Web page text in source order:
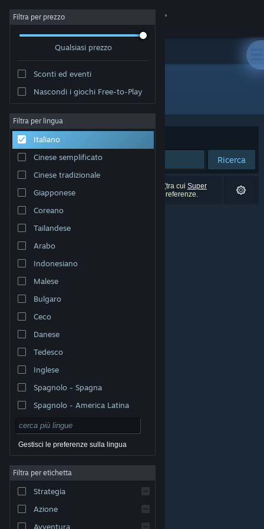
Accedi
Informazioni
Assistenza
Cambia la lingua
Ottieni l'app mobile di Steam
Visualizza il sito web per desktop
appartengono ai rispettivi proprietari negli Stati Uniti e
legali|
Steam| Rimborsi|
Filtra per prezzo
Qualsiasi prezzo
Sconti ed eventi
Nascondi i giochi Free-to-Play
Filtra per lingua
Italiano
Cinese semplificato
Cinese tradizionale
Giapponese
Coreano
Tailandese
Arabo
Indonesiano
Malese
Bulgaro
Ceco
Danese
Tedesco
Inglese
Spagnolo - Spagna
Spagnolo - America Latina
Gestisci le preferenze sulla lingua
Filtra per etichetta
Strategia
Azione
Avventura
"Super Darts Champs"
Ordina per Rilevanza
Ricerca
0 risultati corrispondono alla tua ricerca. 1 titolo (tra cui Super
Darts Champs) è stato escluso in base alle tue preferenze.